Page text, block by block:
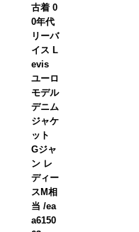
古着 0
0年代
リーバ
イス L
evis
ユーロ
モデル
デニム
ジャケ
ット
Gジャ
ン レ
ディー
スM相
当 /ea
a6150